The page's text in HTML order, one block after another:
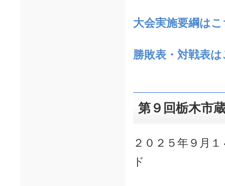
大会実施要綱は
勝敗表・対戦表
第９回栃木市
２０２５年９月
ド